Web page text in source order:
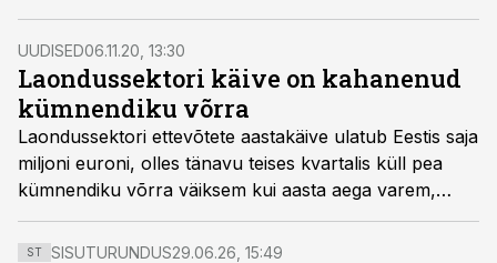
000 m² üüripinnaga logistikakeskuste ankurüürnik on
Smarten Logistics. Tegemist on esimese
logistikakinnisvara projektiga Kapiteli portfellis ning
ettevõte plaanib antud ärivaldkonnas tegevust
laiendada.
UUDISED06.11.20, 13:30
Laondussektori käive on kahanenud
kümnendiku võrra
Laondussektori ettevõtete aastakäive ulatub Eestis saja
miljoni euroni, olles tänavu teises kvartalis küll pea
kümnendiku võrra väiksem kui aasta aega varem,
kirjutab Laondussektori Koroonaraport.
ST SISUTURUNDUS29.06.26, 15:49